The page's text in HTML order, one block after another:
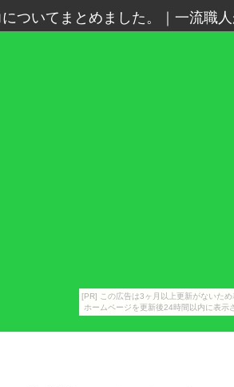
[PR] この広告は3ヶ月以上更新がないため
ホームページを更新後24時間以内に表示
ついてまとめました。 一流職